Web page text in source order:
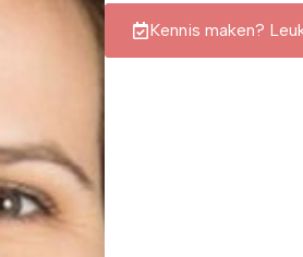
Kennis maken?